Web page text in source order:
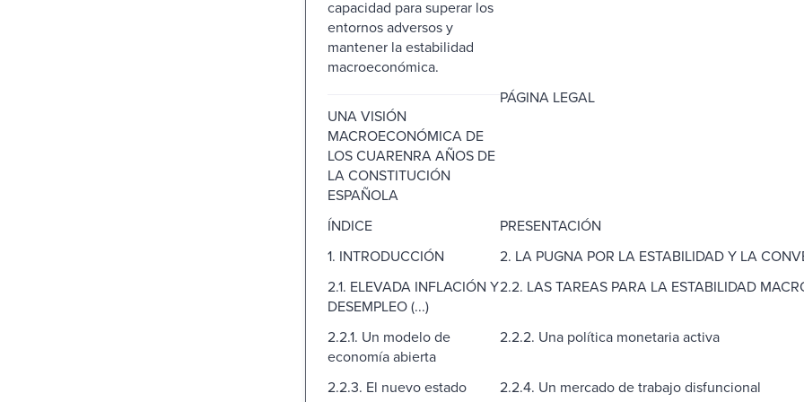
capacidad para superar los
entornos adversos y
mantener la estabilidad
macroeconómica.
UNA VISIÓN
MACROECONÓMICA DE
LOS CUARENRA AÑOS DE
LA CONSTITUCIÓN
ESPAÑOLA
PÁGINA LEGAL
ÍNDICE
PRESENTACIÓN
1. INTRODUCCIÓN
2. LA PUGNA POR LA ESTABILIDAD Y LA
2.1. ELEVADA INFLACIÓN Y
DESEMPLEO (...)
2.2. LAS TAREAS PARA LA ESTABILIDAD
2.2.1. Un modelo de
economía abierta
2.2.2. Una política monetaria activa
2.2.3. El nuevo estado
2.2.4. Un mercado de trabajo disfuncional